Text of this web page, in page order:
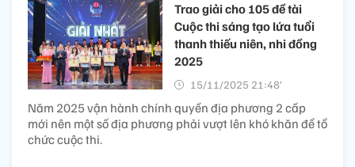
Trao giải cho 105 đề tài
Cuộc thi sáng tạo lứa tuổi
thanh thiếu niên, nhi đồng
2025
15/11/2025 21:48’
Năm 2025 vận hành chính quyền địa phương 2 cấp
mới nên một số địa phương phải vượt lên khó khăn để tổ
chức cuộc thi.